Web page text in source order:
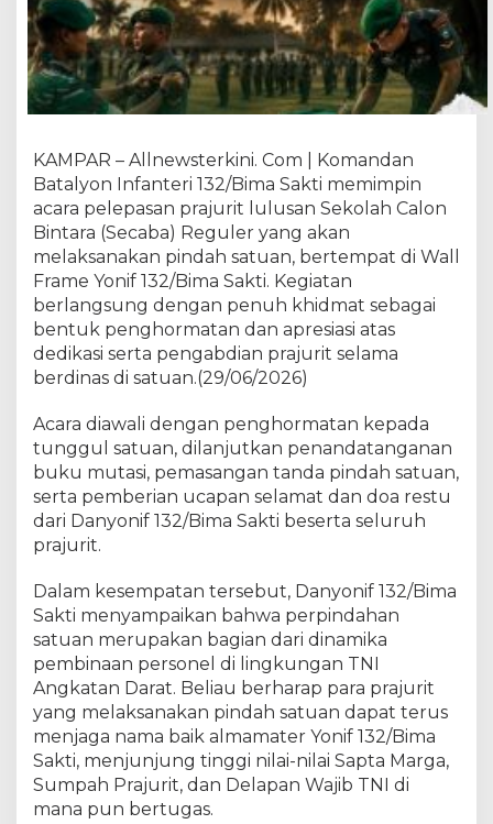
S
a
k
t
i
P
m
p
i
n
P
e
e
p
a
s
n
P
r
a
j
t
S
e
c
a
b
a
R
e
g
KAMPAR – Allnewsterkini. Com | Komandan
Batalyon Infanteri 132/Bima Sakti memimpin
acara pelepasan prajurit lulusan Sekolah Calon
Bintara (Secaba) Reguler yang akan
melaksanakan pindah satuan, bertempat di Wall
Frame Yonif 132/Bima Sakti. Kegiatan
berlangsung dengan penuh khidmat sebagai
bentuk penghormatan dan apresiasi atas
dedikasi serta pengabdian prajurit selama
berdinas di satuan.(29/06/2026)
Acara diawali dengan penghormatan kepada
tunggul satuan, dilanjutkan penandatanganan
buku mutasi, pemasangan tanda pindah satuan,
serta pemberian ucapan selamat dan doa restu
dari Danyonif 132/Bima Sakti beserta seluruh
prajurit.
Dalam kesempatan tersebut, Danyonif 132/Bima
Sakti menyampaikan bahwa perpindahan
satuan merupakan bagian dari dinamika
pembinaan personel di lingkungan TNI
Angkatan Darat. Beliau berharap para prajurit
yang melaksanakan pindah satuan dapat terus
menjaga nama baik almamater Yonif 132/Bima
Sakti, menjunjung tinggi nilai-nilai Sapta Marga,
Sumpah Prajurit, dan Delapan Wajib TNI di
mana pun bertugas.